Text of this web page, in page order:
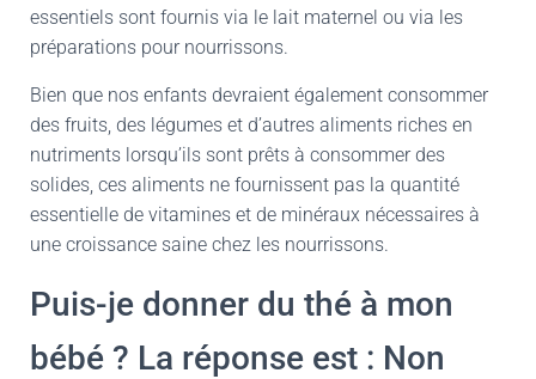
essentiels sont fournis via le lait maternel ou via les
préparations pour nourrissons.
Bien que nos enfants devraient également consommer
des fruits, des légumes et d’autres aliments riches en
nutriments lorsqu’ils sont prêts à consommer des
solides, ces aliments ne fournissent pas la quantité
essentielle de vitamines et de minéraux nécessaires à
une croissance saine chez les nourrissons.
Puis-je donner du thé à mon
bébé ? La réponse est : Non